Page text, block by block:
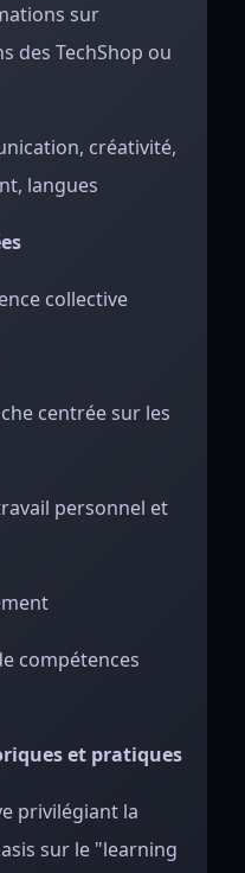
sur
des TechShop ou
créativité,
langues
collective
centrée sur les
personnel et
compétences
et pratiques
privilégiant la
sur le "learning